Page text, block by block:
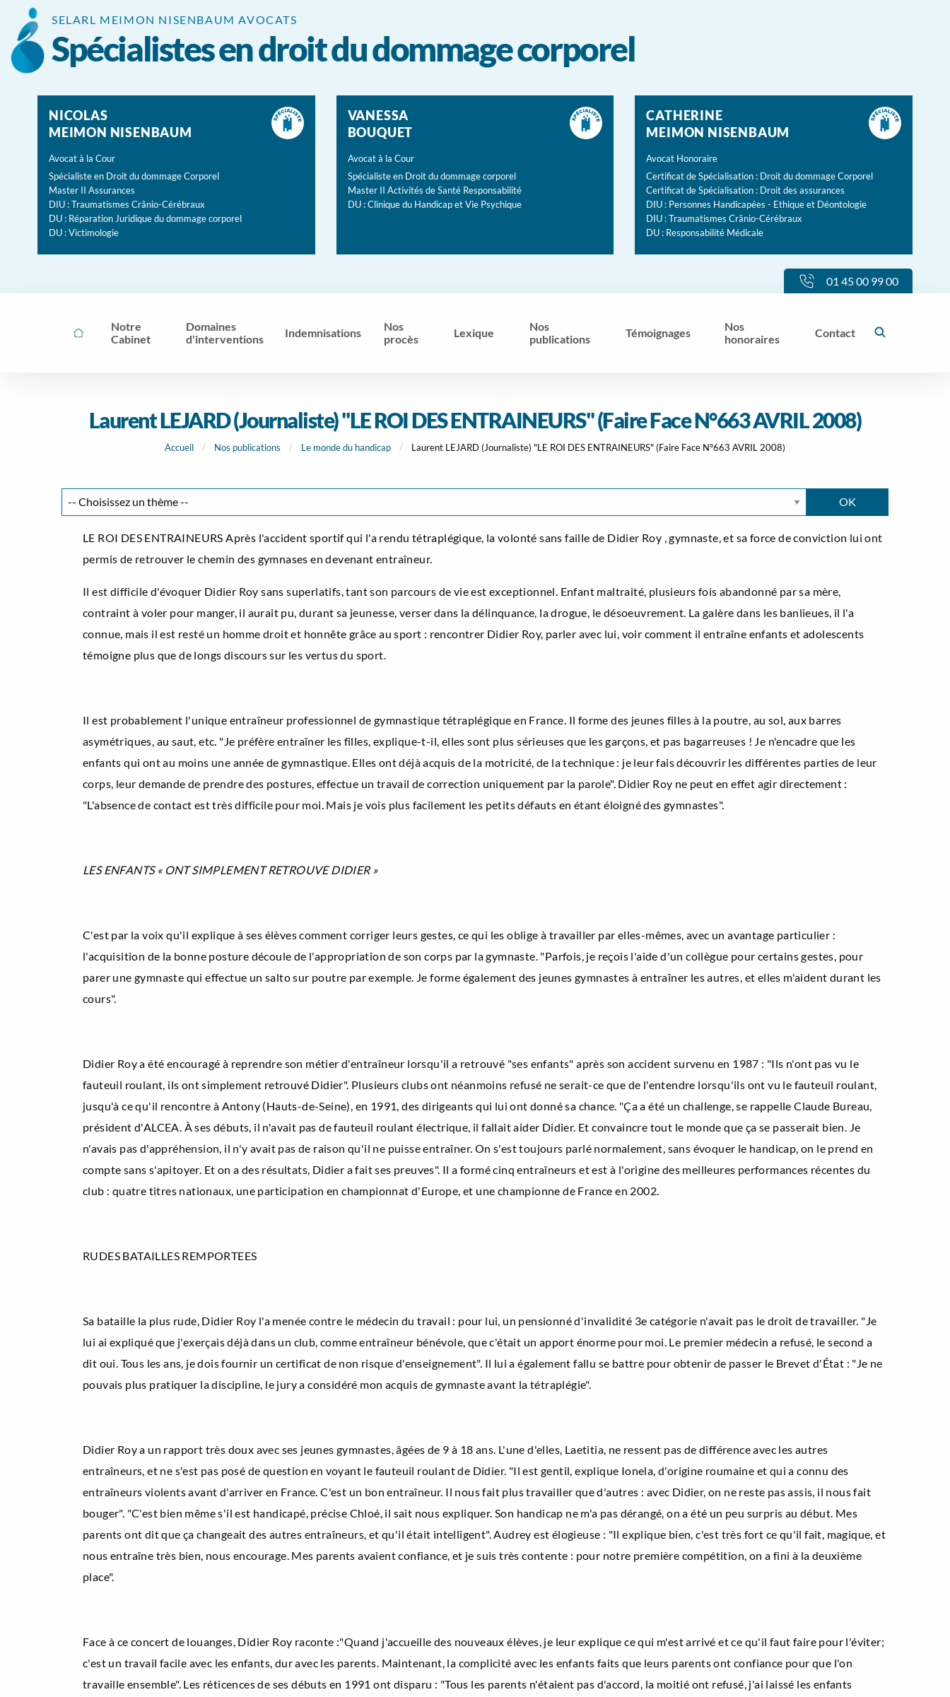
SELARL MEIMON NISENBAUM AVOCATS
Spécialistes en droit du dommage corporel
NICOLAS
MEIMON NISENBAUM
Avocat à la Cour
Spécialiste en Droit du dommage Corporel
Master II Assurances
DIU : Traumatismes Crânio-Cérébraux
DU : Réparation Juridique du dommage corporel
DU : Victimologie
VANESSA
BOUQUET
Avocat à la Cour
Spécialiste en Droit du dommage corporel
Master II Activités de Santé Responsabilité
DU : Clinique du Handicap et Vie Psychique
CATHERINE
MEIMON NISENBAUM
Avocat Honoraire
Certificat de Spécialisation : Droit du dommage Corporel
Certificat de Spécialisation : Droit des assurances
DIU : Personnes Handicapées - Ethique et Déontologie
DIU : Traumatismes Crânio-Cérébraux
DU : Responsabilité Médicale
01 45 00 99 00
Notre
Cabinet
Domaines
d'interventions
Indemnisations
Nos
procès
Lexique
Nos
publications
Témoignages
Nos
honoraires
Contact
Laurent LEJARD (Journaliste) "LE ROI DES ENTRAINEURS" (Faire Face N°663 AVRIL 2008)
Accueil Nos publications Le monde du handicap Laurent LEJARD (Journaliste) "LE ROI DES ENTRAINEURS" (Faire Face N°663 AVRIL 2008)
LE ROI DES ENTRAINEURS Après l'accident sportif qui l'a rendu tétraplégique, la volonté sans faille de Didier Roy , gymnaste, et sa force de conviction lui ont
permis de retrouver le chemin des gymnases en devenant entraîneur.
Il est difficile d'évoquer Didier Roy sans superlatifs, tant son parcours de vie est exceptionnel. Enfant maltraité, plusieurs fois abandonné par sa mère,
contraint à voler pour manger, il aurait pu, durant sa jeunesse, verser dans la délinquance, la drogue, le désoeuvrement. La galère dans les banlieues, il l'a
connue, mais il est resté un homme droit et honnête grâce au sport : rencontrer Didier Roy, parler avec lui, voir comment il entraîne enfants et adolescents
témoigne plus que de longs discours sur les vertus du sport.
Il est probablement l'unique entraîneur professionnel de gymnastique tétraplégique en France. Il forme des jeunes filles à la poutre, au sol, aux barres
asymétriques, au saut, etc. "Je préfère entraîner les filles, explique-t-il, elles sont plus sérieuses que les garçons, et pas bagarreuses ! Je n'encadre que les
enfants qui ont au moins une année de gymnastique. Elles ont déjà acquis de la motricité, de la technique : je leur fais découvrir les différentes parties de leur
corps, leur demande de prendre des postures, effectue un travail de correction uniquement par la parole". Didier Roy ne peut en effet agir directement :
"L'absence de contact est très difficile pour moi. Mais je vois plus facilement les petits défauts en étant éloigné des gymnastes".
LES ENFANTS « ONT SIMPLEMENT RETROUVE DIDIER »
C'est par la voix qu'il explique à ses élèves comment corriger leurs gestes, ce qui les oblige à travailler par elles-mêmes, avec un avantage particulier :
l'acquisition de la bonne posture découle de l'appropriation de son corps par la gymnaste. "Parfois, je reçois l'aide d'un collègue pour certains gestes, pour
parer une gymnaste qui effectue un salto sur poutre par exemple. Je forme également des jeunes gymnastes à entraîner les autres, et elles m'aident durant les
cours".
Didier Roy a été encouragé à reprendre son métier d'entraîneur lorsqu'il a retrouvé "ses enfants" après son accident survenu en 1987 : "Ils n'ont pas vu le
fauteuil roulant, ils ont simplement retrouvé Didier". Plusieurs clubs ont néanmoins refusé ne serait-ce que de l'entendre lorsqu'ils ont vu le fauteuil roulant,
jusqu'à ce qu'il rencontre à Antony (Hauts-de-Seine), en 1991, des dirigeants qui lui ont donné sa chance. "Ça a été un challenge, se rappelle Claude Bureau,
président d'ALCEA. À ses débuts, il n'avait pas de fauteuil roulant électrique, il fallait aider Didier. Et convaincre tout le monde que ça se passerait bien. Je
n'avais pas d'appréhension, il n'y avait pas de raison qu'il ne puisse entraîner. On s'est toujours parlé normalement, sans évoquer le handicap, on le prend en
compte sans s'apitoyer. Et on a des résultats, Didier a fait ses preuves". Il a formé cinq entraîneurs et est à l'origine des meilleures performances récentes du
club : quatre titres nationaux, une participation en championnat d'Europe, et une championne de France en 2002.
RUDES BATAILLES REMPORTEES
Sa bataille la plus rude, Didier Roy l'a menée contre le médecin du travail : pour lui, un pensionné d'invalidité 3e catégorie n'avait pas le droit de travailler. "Je
lui ai expliqué que j'exerçais déjà dans un club, comme entraîneur bénévole, que c'était un apport énorme pour moi. Le premier médecin a refusé, le second a
dit oui. Tous les ans, je dois fournir un certificat de non risque d'enseignement". Il lui a également fallu se battre pour obtenir de passer le Brevet d'État : "Je ne
pouvais plus pratiquer la discipline, le jury a considéré mon acquis de gymnaste avant la tétraplégie".
Didier Roy a un rapport très doux avec ses jeunes gymnastes, âgées de 9 à 18 ans. L'une d'elles, Laetitia, ne ressent pas de différence avec les autres
entraîneurs, et ne s'est pas posé de question en voyant le fauteuil roulant de Didier. "Il est gentil, explique Ionela, d'origine roumaine et qui a connu des
entraîneurs violents avant d'arriver en France. C'est un bon entraîneur. Il nous fait plus travailler que d'autres : avec Didier, on ne reste pas assis, il nous fait
bouger". "C'est bien même s'il est handicapé, précise Chloé, il sait nous expliquer. Son handicap ne m'a pas dérangé, on a été un peu surpris au début. Mes
parents ont dit que ça changeait des autres entraîneurs, et qu'il était intelligent". Audrey est élogieuse : "Il explique bien, c'est très fort ce qu'il fait, magique, et
nous entraîne très bien, nous encourage. Mes parents avaient confiance, et je suis très contente : pour notre première compétition, on a fini à la deuxième
place".
Face à ce concert de louanges, Didier Roy raconte :"Quand j'accueille des nouveaux élèves, je leur explique ce qui m'est arrivé et ce qu'il faut faire pour l'éviter;
c'est un travail facile avec les enfants, dur avec les parents. Maintenant, la complicité avec les enfants faits que leurs parents ont confiance pour que l'on
travaille ensemble". Les réticences de ses débuts en 1991 ont disparu : "Tous les parents n'étaient pas d'accord, la moitié ont refusé, j'ai laissé les enfants
Panneau de gestion des cookies